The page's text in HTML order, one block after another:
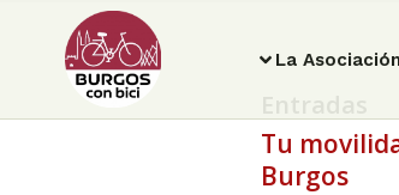
La Asociación
Tu
Burgos